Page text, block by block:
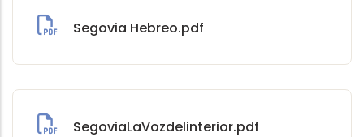
Segovia Hebreo.pdf
SegoviaLaVozdelinterior.pdf